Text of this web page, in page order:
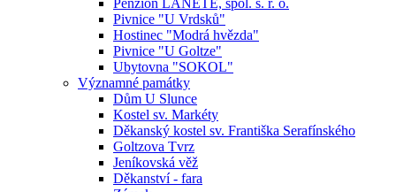
Penzion LANETE, spol. s. r. o.
Pivnice "U Vrdsků"
Hostinec "Modrá hvězda"
Pivnice "U Goltze"
Ubytovna "SOKOL"
Významné památky
Dům U Slunce
Kostel sv. Markéty
Děkanský kostel sv. Františka Serafínského
Goltzova Tvrz
Jeníkovská věž
Děkanství - fara